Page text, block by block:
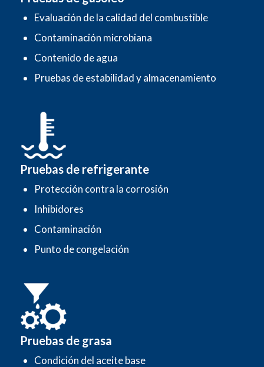
Evaluación de la calidad del combustible
Contaminación microbiana
Contenido de agua
Pruebas de estabilidad y almacenamiento
Pruebas de refrigerante
Protección contra la corrosión
Inhibidores
Contaminación
Punto de congelación
Pruebas de grasa
Condición del aceite base